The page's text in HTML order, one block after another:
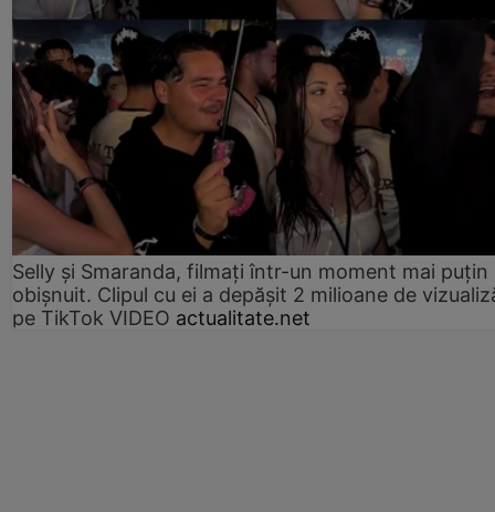
Selly și Smaranda, filmați într-un moment mai puțin
obișnuit. Clipul cu ei a depășit 2 milioane de
pe TikTok VIDEO actualitate.net